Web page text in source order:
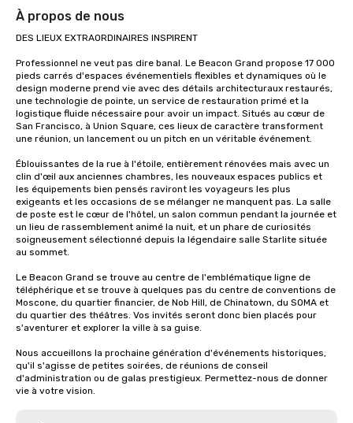
À propos de nous
DES LIEUX EXTRAORDINAIRES INSPIRENT
Professionnel ne veut pas dire banal. Le Beacon Grand propose 17 000
pieds carrés d'espaces événementiels flexibles et dynamiques où le
design moderne prend vie avec des détails architecturaux restaurés,
une technologie de pointe, un service de restauration primé et la
logistique fluide nécessaire pour avoir un impact. Situés au cœur de
San Francisco, à Union Square, ces lieux de caractère transforment
une réunion, un lancement ou un pitch en un véritable événement.
Éblouissantes de la rue à l'étoile, entièrement rénovées mais avec un
clin d'œil aux anciennes chambres, les nouveaux espaces publics et
les équipements bien pensés raviront les voyageurs les plus
exigeants et les occasions de se mélanger ne manquent pas. La salle
de poste est le cœur de l'hôtel, un salon commun pendant la journée et
un lieu de rassemblement animé la nuit, et un phare de curiosités
soigneusement sélectionné depuis la légendaire salle Starlite située
au sommet.
Le Beacon Grand se trouve au centre de l'emblématique ligne de
téléphérique et se trouve à quelques pas du centre de conventions de
Moscone, du quartier financier, de Nob Hill, de Chinatown, du SOMA et
du quartier des théâtres. Vos invités seront donc bien placés pour
s'aventurer et explorer la ville à sa guise.
Nous accueillons la prochaine génération d'événements historiques,
qu'il s'agisse de petites soirées, de réunions de conseil
d'administration ou de galas prestigieux. Permettez-nous de donner
vie à votre vision.